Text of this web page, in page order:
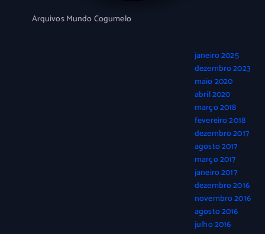
Arquivos Mundo Cogumelo
janeiro 2025
dezembro 2023
maio 2020
abril 2020
março 2018
fevereiro 2018
dezembro 2017
agosto 2017
março 2017
janeiro 2017
dezembro 2016
novembro 2016
agosto 2016
julho 2016